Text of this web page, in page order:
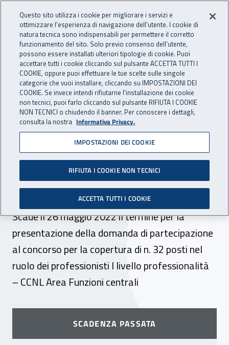
INAIL - Istituto Nazionale
Apri cerca
Navigazione principale
Navigazione - Ti trovi in:
Home Inail comunica Scadenze Scadenza
Pubblicato il bando di
concorso per n. 32 posti
presso la consulenza
tecnica per l’accertamento
rischi e prevenzione
Scade il 26 maggio 2022 il termine per la
presentazione della domanda di partecipazione
al concorso per la copertura di n. 32 posti nel
ruolo dei professionisti I livello professionalità
– CCNL Area Funzioni centrali
SCADENZA PASSATA
26 MAGGIO 2022
Questo sito utilizza i cookie per migliorare i servizi e
ottimizzare l’esperienza di navigazione dell’utente. I cookie di
natura tecnica sono indispensabili per permettere il corretto
funzionamento del sito. Solo previo consenso dell’utente,
possono essere installati ulteriori tipologie di cookie. Puoi
accettare tutti i cookie cliccando sul pulsante ACCETTA TUTTI I
COOKIE, oppure puoi effettuare le tue scelte sulle singole
categorie che vuoi installare, cliccando su IMPOSTAZIONI DEI
COOKIE. Se invece intendi rifiutarne l’installazione dei cookie
non tecnici, puoi farlo cliccando sul pulsante RIFIUTA I COOKIE
NON TECNICI o chiudendo il banner. Per conoscere i dettagli,
consulta la nostra Informativa Privacy.
IMPOSTAZIONI DEI COOKIE
RIFIUTA I COOKIE NON TECNICI
ACCETTA TUTTI I COOKIE